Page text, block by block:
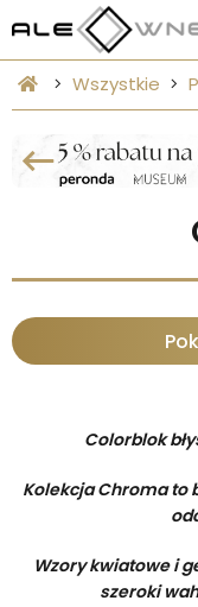
Wszystkie
Colorblok
Kolekcja Chroma to
Wzory kwiatowe i
szeroki